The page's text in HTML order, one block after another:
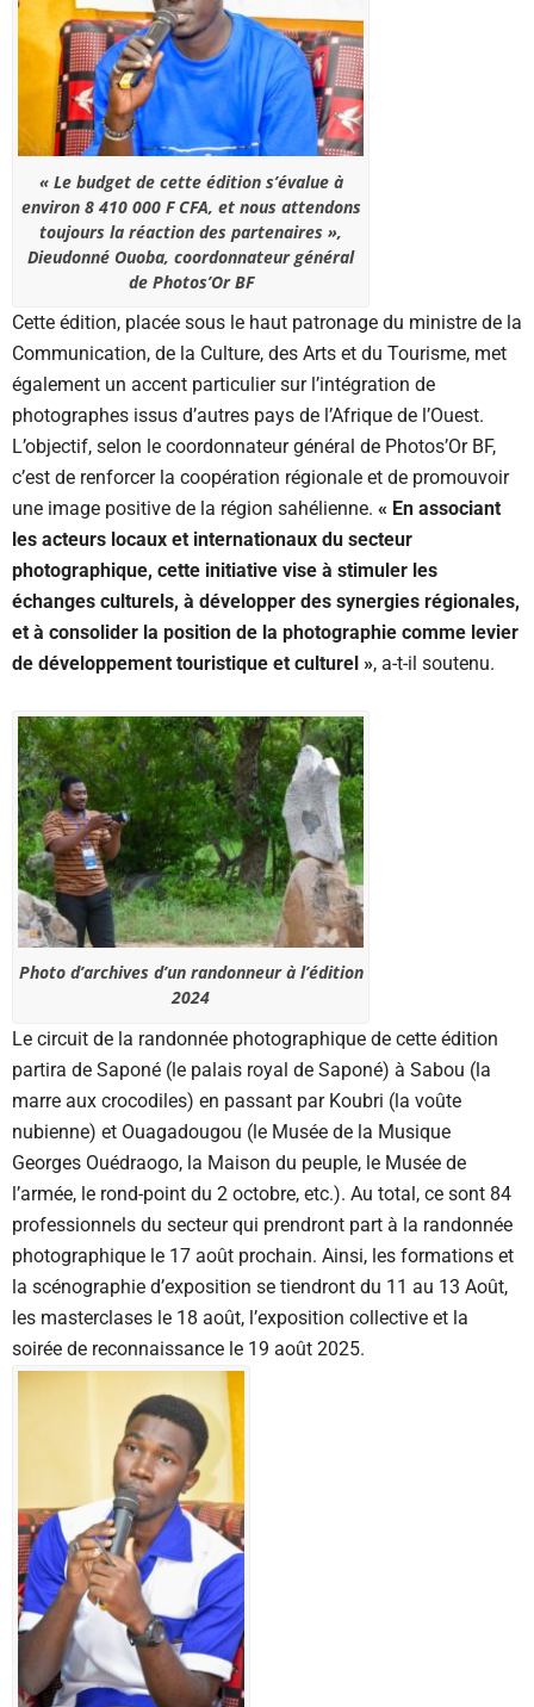
« Le budget de cette édition s’évalue à
environ 8 410 000 F CFA, et nous attendons
toujours la réaction des partenaires »,
Dieudonné Ouoba, coordonnateur général
de Photos’Or BF
Cette édition, placée sous le haut patronage du ministre de la
Communication, de la Culture, des Arts et du Tourisme, met
également un accent particulier sur l’intégration de
photographes issus d’autres pays de l’Afrique de l’Ouest.
L’objectif, selon le coordonnateur général de Photos’Or BF,
c’est de renforcer la coopération régionale et de promouvoir
une image positive de la région sahélienne. « En associant
les acteurs locaux et internationaux du secteur
photographique, cette initiative vise à stimuler les
échanges culturels, à développer des synergies régionales,
et à consolider la position de la photographie comme levier
de développement touristique et culturel », a-t-il soutenu.
Photo d’archives d’un randonneur à l’édition
2024
Le circuit de la randonnée photographique de cette édition
partira de Saponé (le palais royal de Saponé) à Sabou (la
marre aux crocodiles) en passant par Koubri (la voûte
nubienne) et Ouagadougou (le Musée de la Musique
Georges Ouédraogo, la Maison du peuple, le Musée de
l’armée, le rond-point du 2 octobre, etc.). Au total, ce sont 84
professionnels du secteur qui prendront part à la randonnée
photographique le 17 août prochain. Ainsi, les formations et
la scénographie d’exposition se tiendront du 11 au 13 Août,
les masterclases le 18 août, l’exposition collective et la
soirée de reconnaissance le 19 août 2025.